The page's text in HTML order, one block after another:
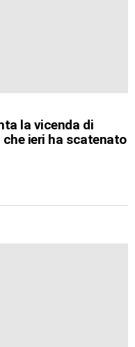
la vicenda di
ieri ha scatenato